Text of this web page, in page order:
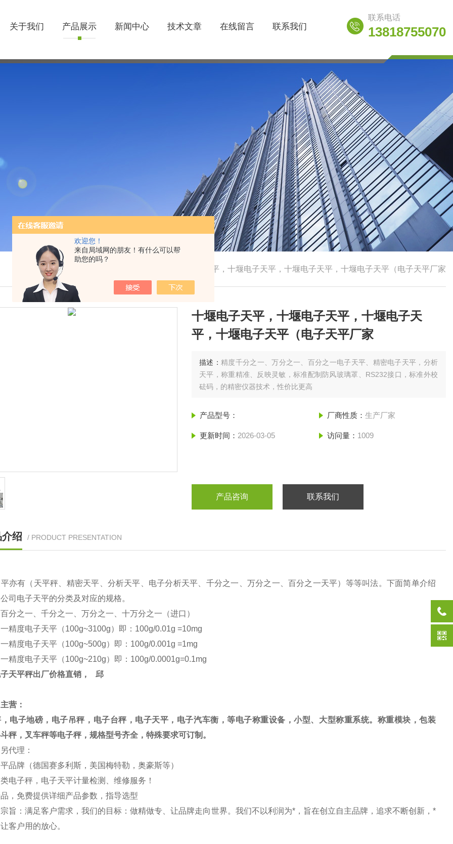
欢迎您！
来自局域网的朋友！有什么可以帮
助您的吗？
关于我们 产品展示 新闻中心 技术文章 在线留言 联系我们
联系电话
13818755070
我的位置： 十堰电子天平，十堰电子天平，十堰电子天平，十堰电子天平（电子天平厂家
十堰电子天平，十堰电子天平，十堰电子天
平，十堰电子天平（电子天平厂家
描述： 精度千分之一、万分之一、百分之一电子天平、精密电子天平，分析
天平，称重精准、反映灵敏，标准配制防风玻璃罩、RS232接口，标准外校
砝码，的精密仪器技术，性价比更高
产品型号： 厂商性质： 生产厂家
更新时间： 2026-03-05 访问量： 1009
产品咨询 联系我们
绍 / PRODUCT PRESENTATION
亦有（天平秤、精密天平、分析天平、电子分析天平、千分之一、万分之一、百分之一天平）等等叫法。下面简单介绍
司电子天平的分类及对应的规格。
分之一、千分之一、万分之一、十万分之一（进口）
精度电子天平（100g~3100g）即： 100g/0.01g =10mg
精度电子天平（100g~500g）即： 100g/0.001g =1mg
精度电子天平（100g~210g）即： 100g/0.0001g=0.1mg
天平秤出厂价格直销，
邱
营：
电子地磅，电子吊秤，电子台秤，电子天平，电子汽车衡，等电子称重设备，小型、大型称重系统。称重模块，包装
秤，叉车秤等电子秤，规格型号齐全，特殊要求可订制。
代理：
品牌（德国赛多利斯，美国梅特勒，奥豪斯等）
电子秤，电子天平计量检测、维修服务！
，免费提供详细产品参数，指导选型
旨：满足客户需求，我们的目标：做精做专、让品牌走向世界。我们不以利润为*，旨在创立自主品牌，追求不断创新，*
客户用的放心。